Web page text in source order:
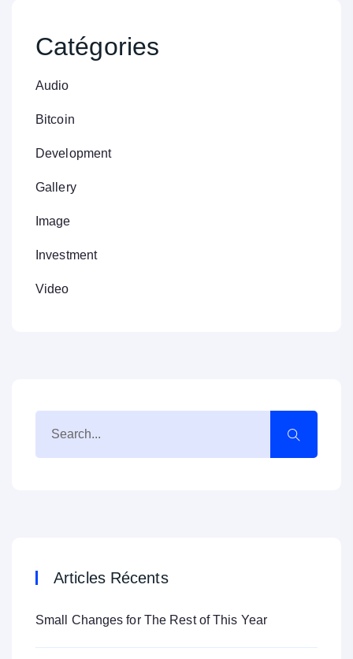
Catégories
Audio
Bitcoin
Development
Gallery
Image
Investment
Video
Articles Récents
Small Changes for The Rest of This Year